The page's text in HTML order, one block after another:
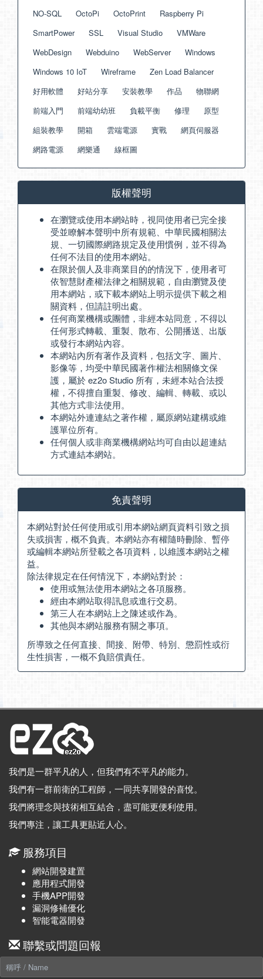
NO-SQL
OctoPi OctoPrint
Raspberry Pi
SmartPower
SSL Visual Studio
VMWare
WebDesign
Webduino WebServer
Windows
Windows 10 IoT
Wireframe
Zen Load Balancer
好用軟體
好站分享 安裝教學 作品
物聯網
前端入門
前端幼幼班 負載平衡 修理
原型
組裝教學
開箱 雲端電源 實戰
網頁伺服器
網路電源
網樂通 線框圖
版權聲明
在瀏覽或使用本網站時，視同使用者已完全接
受並瞭解本聲明中所有規範、中華民國相關法
規、一切國際網路規定及使用慣例，並不得為
任何不法目的使用本網站。
在限於個人及非商業目的的情況下，使用者可
依智慧財產權法律之相關規範，自由瀏覽及使
用本網站，或下載本網站上明示提供下載之相
關資料，但請註明出處。
任何商業機構或團體，非經本站同意，不得以
任何形式轉載、重製、散布、公開播送、出版
或發行本網站內容。
本網站內所有著作及資料，包括文字、圖片、
影像等，均受中華民國著作權法相關條文保
護，屬於 ez2o Studio 所有，未經本站合法授
權，不得擅自重製、修改、編輯、轉載、或以
其他方式非法使用。
本網站外連連結之著作權，屬原網站建構或維
護單位所有。
任何個人或非商業機構網站均可自由以超連結
方式連結本網站。
免責聲明
本網站對於任何使用或引用本網站網頁資料引致之損
失或損害，概不負責。本網站亦有權隨時刪除、暫停
或編輯本網站所登載之各項資料，以維護本網站之權
益。
除法律規定在任何情況下，本網站對於：
使用或無法使用本網站之各項服務。
經由本網站取得訊息或進行交易。
第三人在本網站上之陳述或作為。
其他與本網站服務有關之事項。
所導致之任何直接、間接、附帶、特別、懲罰性或衍
生性損害，一概不負賠償責任。
我們是一群平凡的人，但我們有不平凡的能力。
我們有一群前衛的工程師，一同共享開發的喜悅。
我們將理念與技術相互結合，盡可能更便利使用。
我們專注，讓工具更貼近人心。
服務項目
網站開發建置
應用程式開發
手機APP開發
漏洞修補優化
智能電器開發
聯繫或問題回報